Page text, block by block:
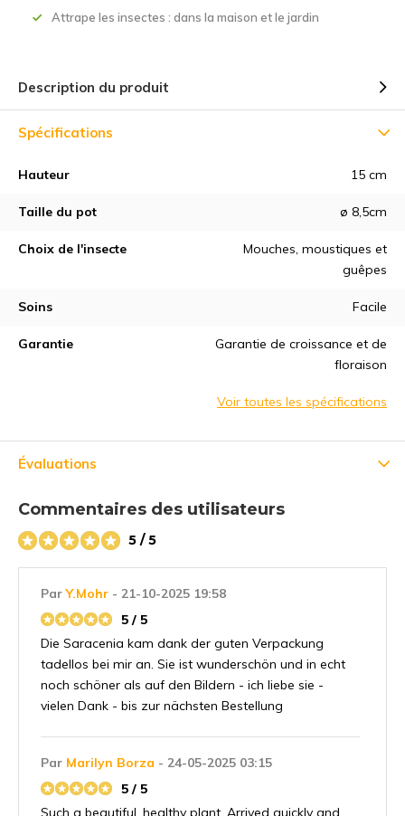
Attrape les insectes : dans la maison et le jardin
Description du produit
Spécifications
Hauteur 15 cm
Taille du pot ø 8,5cm
Choix de l'insecte
Mouches, moustiques et
guêpes
Soins Facile
Garantie
Garantie de croissance et de
floraison
Voir toutes les spécifications
Évaluations
Commentaires des utilisateurs
5 / 5
ParY.Mohr - 21-10-2025 19:58
5 / 5
Die Saracenia kam dank der guten Verpackung
tadellos bei mir an. Sie ist wunderschön und in echt
noch schöner als auf den Bildern - ich liebe sie -
vielen Dank - bis zur nächsten Bestellung
Par Marilyn Borza - 24-05-2025 03:15
5 / 5
Such a beautiful, healthy plant. Arrived quickly and